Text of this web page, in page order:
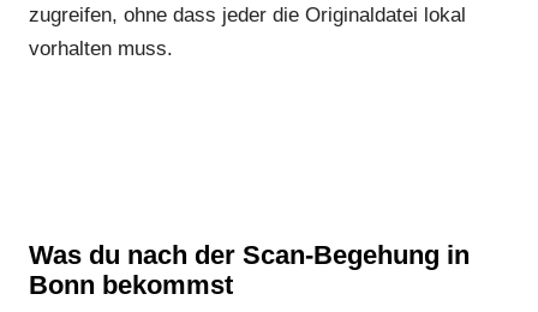
zugreifen, ohne dass jeder die Originaldatei lokal
vorhalten muss.
Was du nach der Scan-Begehung in
Bonn bekommst